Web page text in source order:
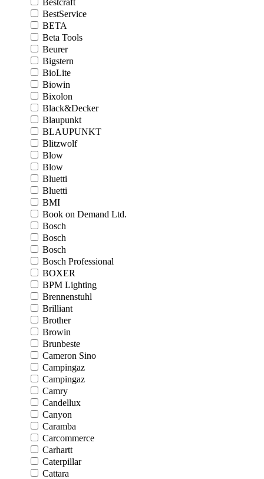
Bestcraft
BestService
BETA
Beta Tools
Beurer
Bigstern
BioLite
Biowin
Bixolon
Black&Decker
Blaupunkt
BLAUPUNKT
Blitzwolf
Blow
Blow
Bluetti
Bluetti
BMI
Book on Demand Ltd.
Bosch
Bosch
Bosch
Bosch Professional
BOXER
BPM Lighting
Brennenstuhl
Brilliant
Brother
Browin
Brunbeste
Cameron Sino
Campingaz
Campingaz
Camry
Candellux
Canyon
Caramba
Carcommerce
Carhartt
Caterpillar
Cattara